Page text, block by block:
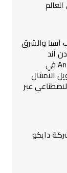
آسيا والشرق
آند
برادستريت مع Anthropic في
الامتثال
عبر
دايكو